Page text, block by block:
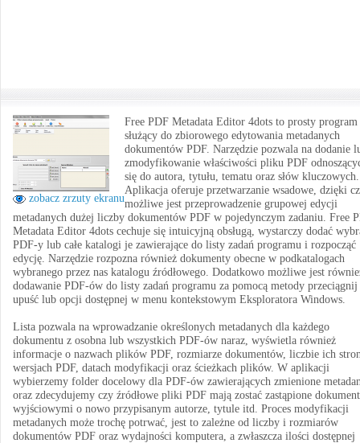
zobacz zrzuty ekranu
Free PDF Metadata Editor 4dots to prosty program
służący do zbiorowego edytowania metadanych
dokumentów PDF. Narzędzie pozwala na dodanie
zmodyfikowanie właściwości pliku PDF
się do autora, tytułu, tematu oraz słów kluczowych.
Aplikacja oferuje przetwarzanie wsadowe, dzięki
możliwe jest przeprowadzenie grupowej edycji
metadanych dużej liczby dokumentów PDF w pojedynczym zadaniu. Free
Metadata Editor 4dots cechuje się intuicyjną obsługą, wystarczy dodać
PDF-y lub całe katalogi je zawierające do listy zadań programu i rozpocząć
edycję. Narzędzie rozpozna również dokumenty obecne w podkatalogach
wybranego przez nas katalogu źródłowego. Dodatkowo możliwe jest
dodawanie PDF-ów do listy zadań programu za pomocą metody
upuść lub opcji dostępnej w menu kontekstowym Eksploratora Windows.
Lista pozwala na wprowadzanie określonych metadanych dla każdego
dokumentu z osobna lub wszystkich PDF-ów naraz, wyświetla również
informacje o nazwach plików PDF, rozmiarze dokumentów, liczbie ich
wersjach PDF, datach modyfikacji oraz ścieżkach plików. W aplikacji
wybierzemy folder docelowy dla PDF-ów zawierających zmienione
oraz zdecydujemy czy źródłowe pliki PDF mają zostać zastąpione
wyjściowymi o nowo przypisanym autorze, tytule itd. Proces modyfikacji
metadanych może trochę potrwać, jest to zależne od liczby i rozmiarów
dokumentów PDF oraz wydajności komputera, a zwłaszcza ilości dostępnej